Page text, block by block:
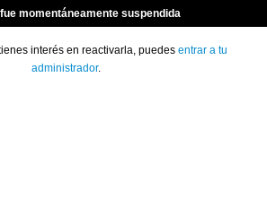
momentáneamente suspendida
interés en reactivarla, puedes entrar a tu
administrador.